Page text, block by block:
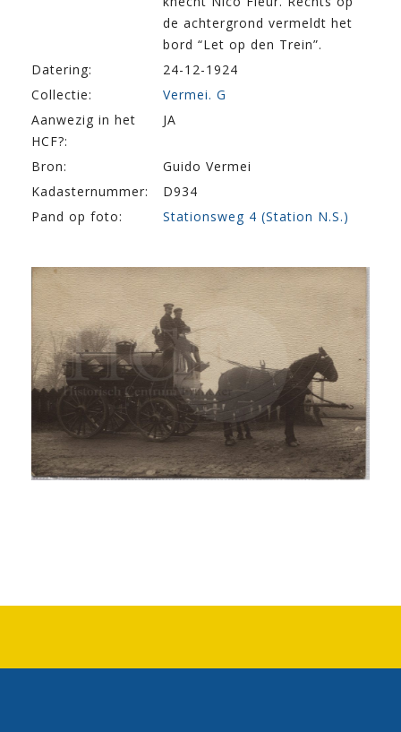
de achtergrond vermeldt het
bord “Let op den Trein”.
Datering:
24-12-1924
Collectie:
Vermei. G
Aanwezig in het
HCF?:
JA
Bron:
Guido Vermei
Kadasternummer:
D934
Pand op foto:
Stationsweg 4 (Station N.S.)